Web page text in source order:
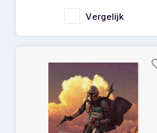
oorlogszuchtige karakter tot de
meest angstaanjagende
volkeren in de Melkweg. -
- Bestaat uit 5 banen. -
Materiaal: vli
Vergelijk